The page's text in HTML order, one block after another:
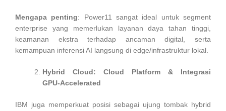
Mengapa penting: Power11 sangat ideal untuk segment
enterprise yang memerlukan layanan daya tahan tinggi,
keamanan ekstra terhadap ancaman digital, serta
kemampuan inferensi AI langsung di edge/infrastruktur lokal.
Hybrid Cloud: Cloud Platform & Integrasi
GPU‑Accelerated
IBM juga memperkuat posisi sebagai ujung tombak hybrid